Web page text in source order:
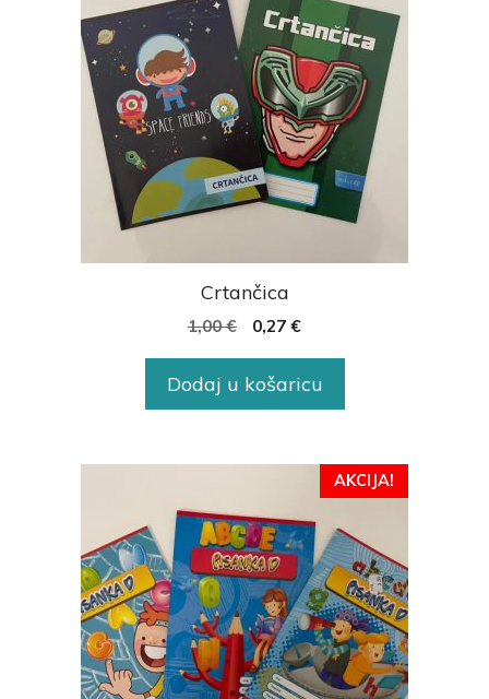
Crtančica
1,00€ 0,27 €
Dodaj u košaricu
AKCIJA!